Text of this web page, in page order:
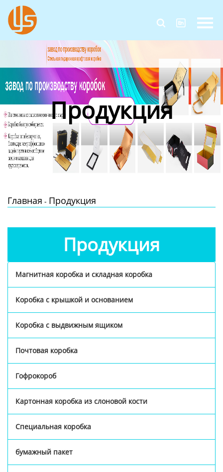
 
Главная
Продукция
О Нас
Контакты Продукция
Главная - Продукция
Продукция
Магнитная коробка и складная коробка
Коробка с крышкой и основанием
Коробка с выдвижным ящиком
Почтовая коробка
Гофрокороб
Картонная коробка из слоновой кости
Специальная коробка
бумажный пакет